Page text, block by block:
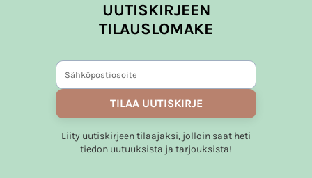
UUTISKIRJEEN
TILAUSLOMAKE
TILAA UUTISKIRJE
Liity uutiskirjeen tilaajaksi, jolloin saat heti
tiedon uutuuksista ja tarjouksista!